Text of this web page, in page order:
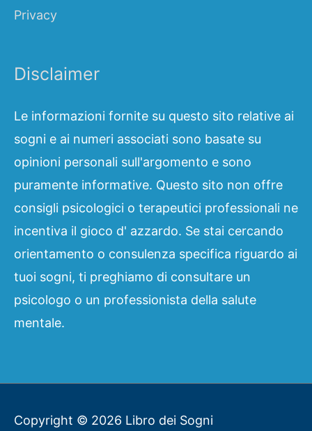
Privacy
Disclaimer
Le informazioni fornite su questo sito relative ai
sogni e ai numeri associati sono basate su
opinioni personali sull'argomento e sono
puramente informative. Questo sito non offre
consigli psicologici o terapeutici professionali ne
incentiva il gioco d' azzardo. Se stai cercando
orientamento o consulenza specifica riguardo ai
tuoi sogni, ti preghiamo di consultare un
psicologo o un professionista della salute
mentale.
Copyright © 2026 Libro dei Sogni